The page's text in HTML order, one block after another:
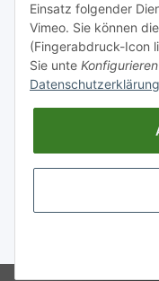
Versand nach
Gesetzliche
* Alle Preise inkl. gesetzlicher
Einsatz folgender
Vimeo. Sie können
(Fingerabdruck-Icon
Sie unte Konfigurieren
Datenschutzerklärung